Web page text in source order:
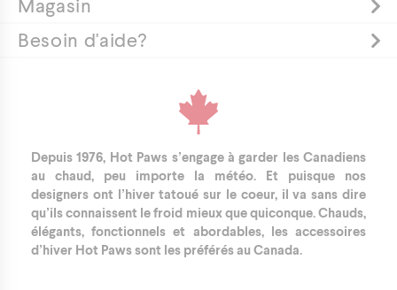
Magasin
Besoin d'aide?
Depuis 1976, Hot Paws s’engage à garder les Canadiens
au chaud, peu importe la météo. Et puisque nos
designers ont l’hiver tatoué sur le coeur, il va sans dire
qu’ils connaissent le froid mieux que quiconque. Chauds,
élégants, fonctionnels et abordables, les accessoires
d’hiver Hot Paws sont les préférés au Canada.